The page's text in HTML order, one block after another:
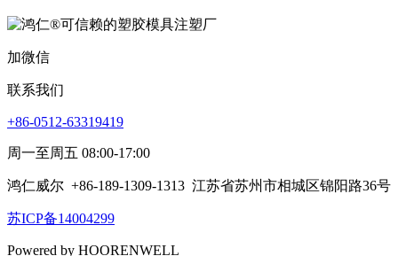
加微信
联系我们
+86-0512-63319419
周一至周五 08:00-17:00
鸿仁威尔 +86-189-1309-1313 江苏省苏州市相城区锦阳路36号
苏ICP备14004299
Powered by HOORENWELL